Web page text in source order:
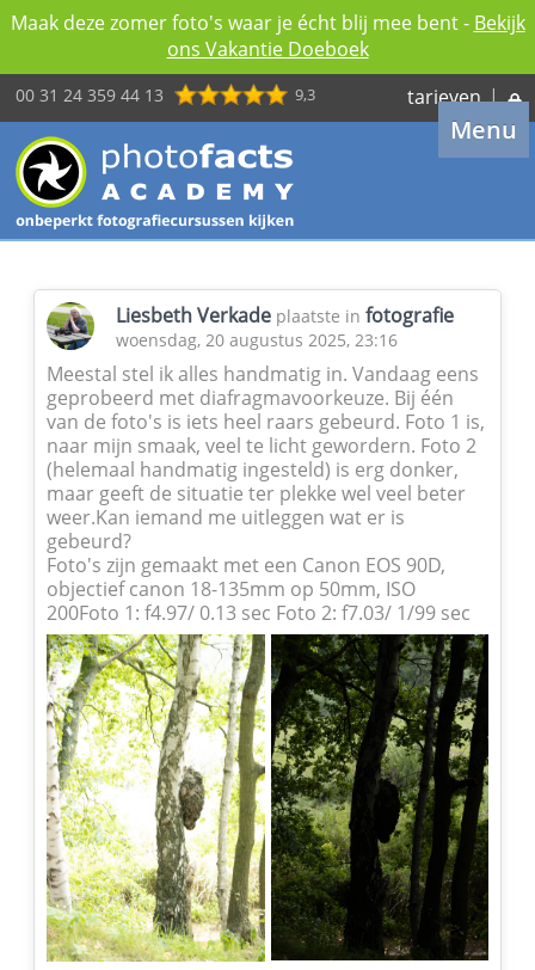
Maak deze zomer foto's waar je écht blij mee bent - Bekijk
ons Vakantie Doeboek
00 31 24 359 44 13 9,3 tarieven |
Menu
Liesbeth Verkade plaatste in fotografie
woensdag, 20 augustus 2025, 23:16
Meestal stel ik alles handmatig in. Vandaag eens
geprobeerd met diafragmavoorkeuze. Bij één
van de foto's is iets heel raars gebeurd. Foto 1 is,
naar mijn smaak, veel te licht gewordern. Foto 2
(helemaal handmatig ingesteld) is erg donker,
maar geeft de situatie ter plekke wel veel beter
weer.Kan iemand me uitleggen wat er is
gebeurd?
Foto's zijn gemaakt met een Canon EOS 90D,
objectief canon 18-135mm op 50mm, ISO
200Foto 1: f4.97/ 0.13 sec Foto 2: f7.03/ 1/99 sec